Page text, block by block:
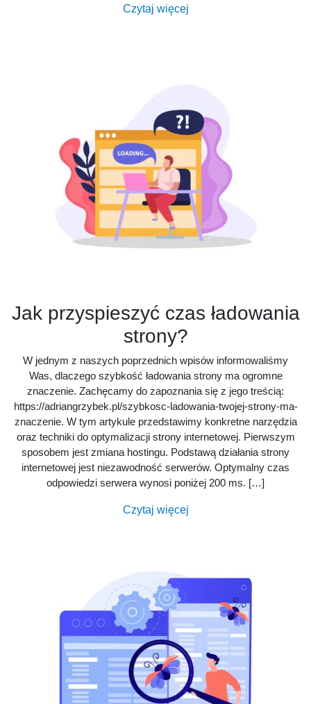
Czytaj więcej
Jak przyspieszyć czas ładowania
strony?
W jednym z naszych poprzednich wpisów informowaliśmy
Was, dlaczego szybkość ładowania strony ma ogromne
znaczenie. Zachęcamy do zapoznania się z jego treścią:
https://adriangrzybek.pl/szybkosc-ladowania-twojej-strony-ma-
znaczenie. W tym artykule przedstawimy konkretne narzędzia
oraz techniki do optymalizacji strony internetowej. Pierwszym
sposobem jest zmiana hostingu. Podstawą działania strony
internetowej jest niezawodność serwerów. Optymalny czas
odpowiedzi serwera wynosi poniżej 200 ms. […]
Czytaj więcej